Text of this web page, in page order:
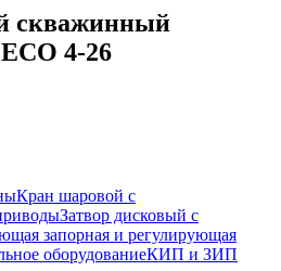
скважинный
4-26
Кран шаровой с
Затвор дисковый с
запорная и регулирующая
оборудованиеКИП и ЗИП